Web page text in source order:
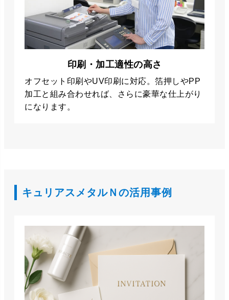
印刷・加工適性の高さ
オフセット印刷やUV印刷に対応。箔押しやPP
加工と組み合わせれば、さらに豪華な仕上がり
になります。
キュリアスメタルＮの活用事例